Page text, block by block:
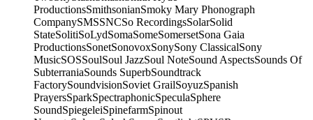
ProductionsSmithsonianSmoky Mary Phonograph
CompanySMSSNCSo RecordingsSolarSolid
StateSolitiSoLydSomaSomeSomersetSona Gaia
ProductionsSonetSonovoxSonySony ClassicalSony
MusicSOSSoulSoul JazzSoul NoteSound AspectsSounds Of
SubterraniaSounds SuperbSoundtrack
FactorySoundvisionSoviet GrailSoyuzSpanish
PrayersSparkSpectraphonicSpeculaSphere
SoundSpiegeleiSpinefarmSpinout